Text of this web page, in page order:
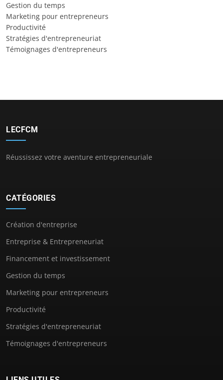
Gestion du temps
Marketing pour entrepreneurs
Productivité
Stratégies d'entrepreneuriat
Témoignages d'entrepreneurs
LECFCM
Réussissez votre aventure entrepreneuriale
CATÉGORIES
Création d'entreprise
Entreprise & Entrepreneuriat
Financement et investissement
Gestion du temps
Marketing pour entrepreneurs
Productivité
Stratégies d'entrepreneuriat
Témoignages d'entrepreneurs